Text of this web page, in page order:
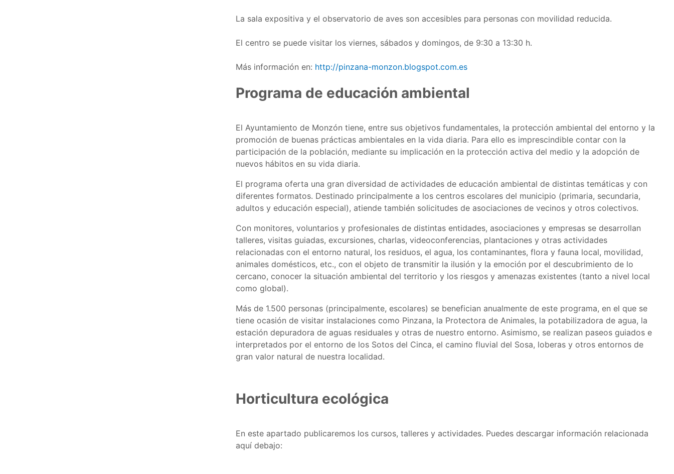
La sala expositiva y el observatorio de aves son accesibles para personas con movilidad reducida.
El centro se puede visitar los viernes, sábados y domingos, de 9:30 a 13:30 h.
Más información en: http://pinzana-monzon.blogspot.com.es
Programa de educación ambiental
El Ayuntamiento de Monzón tiene, entre sus objetivos fundamentales, la protección ambiental del entorno y la
promoción de buenas prácticas ambientales en la vida diaria. Para ello es imprescindible contar con la
participación de la población, mediante su implicación en la protección activa del medio y la adopción de
nuevos hábitos en su vida diaria.
El programa oferta una gran diversidad de actividades de educación ambiental de distintas temáticas y con
diferentes formatos. Destinado principalmente a los centros escolares del municipio (primaria, secundaria,
adultos y educación especial), atiende también solicitudes de asociaciones de vecinos y otros colectivos.
Con monitores, voluntarios y profesionales de distintas entidades, asociaciones y empresas se desarrollan
talleres, visitas guiadas, excursiones, charlas, videoconferencias, plantaciones y otras actividades
relacionadas con el entorno natural, los residuos, el agua, los contaminantes, flora y fauna local, movilidad,
animales domésticos, etc., con el objeto de transmitir la ilusión y la emoción por el descubrimiento de lo
cercano, conocer la situación ambiental del territorio y los riesgos y amenazas existentes (tanto a nivel local
como global).
Más de 1.500 personas (principalmente, escolares) se benefician anualmente de este programa, en el que se
tiene ocasión de visitar instalaciones como Pinzana, la Protectora de Animales, la potabilizadora de agua, la
estación depuradora de aguas residuales y otras de nuestro entorno. Asimismo, se realizan paseos guiados e
interpretados por el entorno de los Sotos del Cinca, el camino fluvial del Sosa, loberas y otros entornos de
gran valor natural de nuestra localidad.
Horticultura ecológica
En este apartado publicaremos los cursos, talleres y actividades. Puedes descargar información relacionada
aquí debajo: